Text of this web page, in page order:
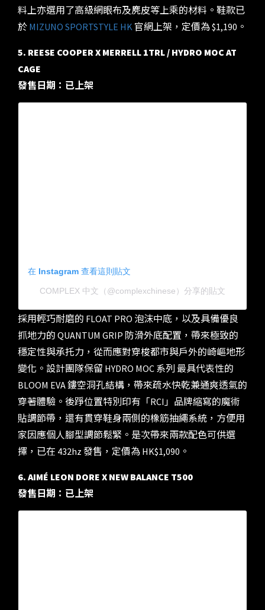
料上亦選用了高級網眼布及麂皮等上乘的材料。鞋款已
於 MIZUNO SPORTSTYLE HK 官網上架，定價為 $1,190。
5. REESE COOPER X MERRELL 1TRL / HYDRO MOC AT
CAGE
發售日期：已上架
在 Instagram 查看這則貼文
COMPLEX 中文（@complexchinese）分享的貼文
採用輕巧耐磨的 FLOAT PRO 泡沫中底，以及具備優良
抓地力的 QUANTUM GRIP 防滑外底配置，帶來極致的
穩定性與承托力，從而應對穿梭都市與戶外的崎嶇地形
變化。設計團隊保留 HYDRO MOC 系列 最具代表性的
BLOOM EVA 鏤空洞孔結構，帶來疏水快乾兼通爽透氣的
穿著體驗。後踭位置特別印有「RCI」品牌縮寫的魔術
貼調節帶，還有貫穿鞋身兩側的橡筋抽繩系統，方便用
家因應個人腳型調節鬆緊。是次帶來兩款配色可供選
擇，已在 432hz 發售，定價為 HK$1,090。
6. AIMÉ LEON DORE X NEW BALANCE T500
發售日期：已上架